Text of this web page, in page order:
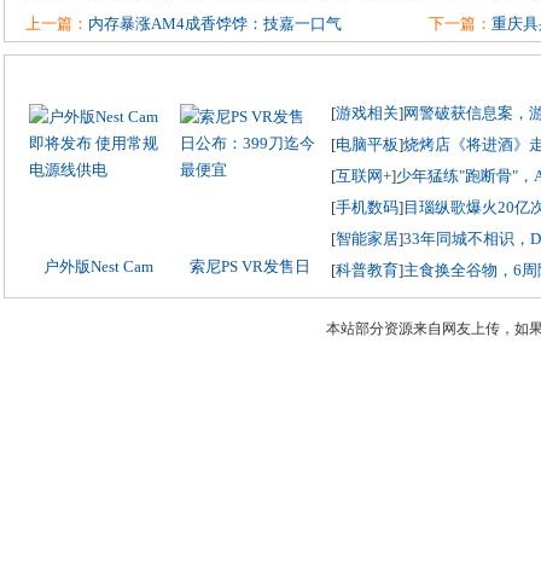
上一篇： 内存暴涨AM4成香饽饽：技嘉一口气 下一篇： 重庆
户外版Nest Cam 索尼PS VR发售日
[游戏相关]网警破获信息案，
[电脑平板]烧烤店《将进酒》
[互联网+]少年猛练"跑断骨"，
[手机数码]目瑙纵歌爆火20亿
[智能家居]33年同城不相识，
[科普教育]主食换全谷物，6
本站部分资源来自网友上传，如